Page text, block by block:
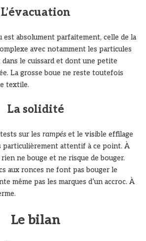
L’évacuation
est absolument parfaitement, celle de la
avec notamment les particules
le cuissard et dont une petite
La grosse boue ne reste toutefois
textile.
La solidité
sur les rampés et le visible effilage
particulièrement attentif à ce point. À
ne bouge et ne risque de bouger.
aux ronces ne font pas bouger le
même pas les marques d’un accroc. À
Le bilan